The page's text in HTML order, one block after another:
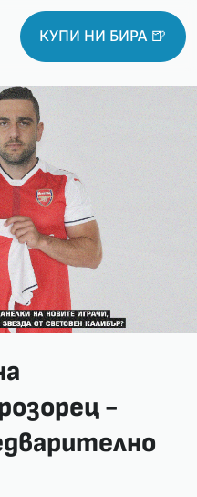
КУПИ НИ БИРА 🍺
-